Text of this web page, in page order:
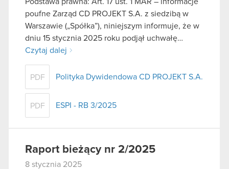
poufne Zarząd CD PROJEKT S.A. z siedzibą w
Warszawie („Spółka”), niniejszym informuje, że w
dniu 15 stycznia 2025 roku podjął uchwałę…
Czytaj dalej
PDF Polityka Dywidendowa CD PROJEKT S.A.
PDF ESPI - RB 3/2025
Raport bieżący nr 2/2025
8 stycznia 2025